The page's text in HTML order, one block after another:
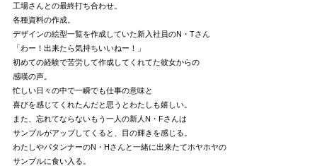
工場さんとの最終打ち合わせ。
各種資料の作成。
デザインの絵型一覧を作成していた新入社員のN・Tさん
「わー！出来たら気持ちいいねー！」
初めての経験で苦労して作成してくれてた彼女からの
感嘆の声。
忙しい日々の中で一瞬でも仕事の意味と
喜びを感じてくれたんだと思うとわたしも嬉しい。
また、忘れてならないもう一人の新人N・Fさんは
サンプルがアップしてくると、目の輝きを感じる。
わたしやパタンナーのN・Hさんと一緒に出来たてホヤホヤの
サンプルに食い入る。